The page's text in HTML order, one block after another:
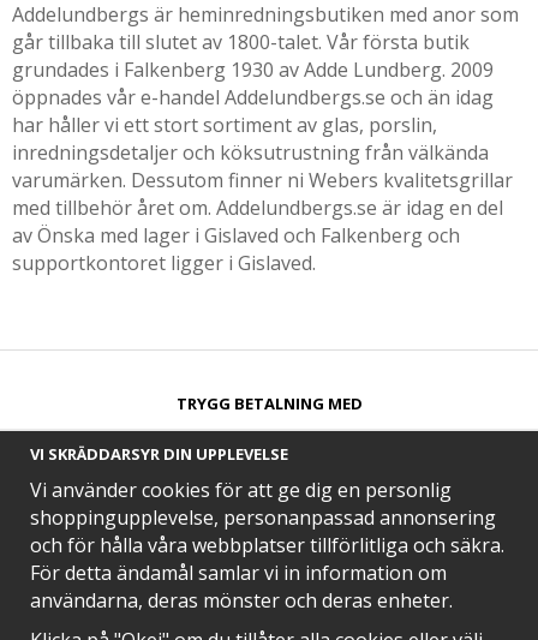
Addelundbergs är heminredningsbutiken med anor som
går tillbaka till slutet av 1800-talet. Vår första butik
grundades i Falkenberg 1930 av Adde Lundberg. 2009
öppnades vår e-handel Addelundbergs.se och än idag
har håller vi ett stort sortiment av glas, porslin,
inredningsdetaljer och köksutrustning från välkända
varumärken. Dessutom finner ni Webers kvalitetsgrillar
med tillbehör året om. Addelundbergs.se är idag en del
av Önska med lager i Gislaved och Falkenberg och
supportkontoret ligger i Gislaved.
TRYGG BETALNING MED​
SNABB LEVERANS MED
VI SKRÄDDARSYR DIN UPPLEVELSE
Vi använder cookies för att ge dig en personlig
shoppingupplevelse, personanpassad annonsering
och för hålla våra webbplatser tillförlitliga och säkra.
För detta ändamål samlar vi in information om
användarna, deras mönster och deras enheter.